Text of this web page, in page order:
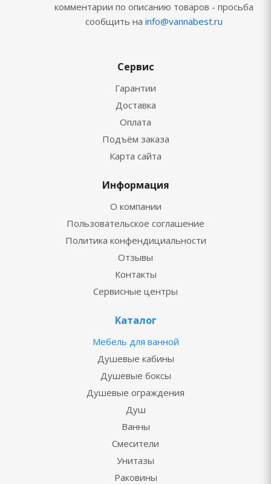
комментарии по описанию товаров - просьба
сообщить на info@vannabest.ru
Сервис
Гарантии
Доставка
Оплата
Подъём заказа
Карта сайта
Информация
О компании
Пользовательское соглашение
Политика конфендициальности
Отзывы
Контакты
Сервисные центры
Каталог
Мебель для ванной
Душевые кабины
Душевые боксы
Душевые ограждения
Душ
Ванны
Смесители
Унитазы
Раковины